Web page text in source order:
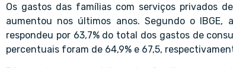
Os gastos das famílias com serviços privados
aumentou nos últimos anos. Segundo o
respondeu por 63,7% do total dos gastos de
percentuais foram de 64,9% e 67,5,